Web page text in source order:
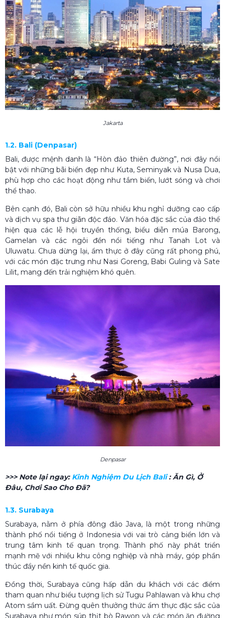
Jakarta
1.2. Bali (Denpasar)
Bali, được mệnh danh là “Hòn đảo thiên đường”, nơi đây nổi
bật với những bãi biển đẹp như Kuta, Seminyak và Nusa Dua,
phù hợp cho các hoạt động như tắm biển, lướt sóng và chơi
thể thao.
Bên cạnh đó, Bali còn sở hữu nhiều khu nghỉ dưỡng cao cấp
và dịch vụ spa thư giãn độc đáo. Văn hóa đặc sắc của đảo thể
hiện qua các lễ hội truyền thống, biểu diễn múa Barong,
Gamelan và các ngôi đền nổi tiếng như Tanah Lot và
Uluwatu. Chưa dừng lại, ẩm thực ở đây cũng rất phong phú,
với các món đặc trưng như Nasi Goreng, Babi Guling và Sate
Lilit, mang đến trải nghiệm khó quên.
Denpasar
>>> Note lại ngay: Kinh Nghiệm Du Lịch Bali​ : Ăn Gì, Ở
Đâu, Chơi Sao Cho Đã?
1.3. Surabaya
Surabaya, nằm ở phía đông đảo Java, là một trong những
thành phố nổi tiếng ở Indonesia với vai trò cảng biển lớn và
trung tâm kinh tế quan trọng. Thành phố này phát triển
mạnh mẽ với nhiều khu công nghiệp và nhà máy, góp phần
thúc đẩy nền kinh tế quốc gia.
Đồng thời, Surabaya cũng hấp dẫn du khách với các điểm
tham quan như biểu tượng lịch sử Tugu Pahlawan và khu chợ
Atom sầm uất. Đừng quên thưởng thức ẩm thực đặc sắc của
Surabaya như món súp thịt bò Rawon và các món ăn đường